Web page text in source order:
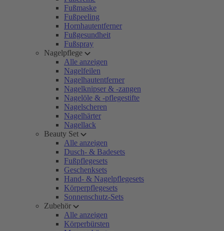
Fußmaske
Fußpeeling
Hornhautentferner
Fußgesundheit
Fußspray
Nagelpflege
Alle anzeigen
Nagelfeilen
Nagelhautentferner
Nagelknipser & -zangen
Nagelöle & -pflegestifte
Nagelscheren
Nagelhärter
Nagellack
Beauty Set
Alle anzeigen
Dusch- & Badesets
Fußpflegesets
Geschenksets
Hand- & Nagelpflegesets
Körperpflegesets
Sonnenschutz-Sets
Zubehör
Alle anzeigen
Körperbürsten